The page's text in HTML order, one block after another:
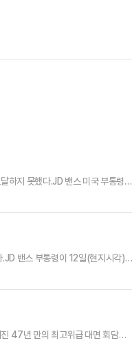
하지 못했다.JD 밴스 미국 부통령은
않겠다는 명확한 약속과 이를 가능
밴스 부통령이 12일(현지시각)
프장에서 약 5시간 동안 라운딩도
47년 만의 최고위급 대면 회담이